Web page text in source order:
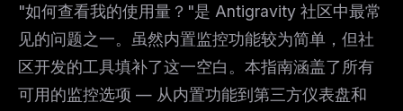
"如何查看我的使用量？"是 Antigravity 社区中最常
见的问题之一。虽然内置监控功能较为简单，但社
区开发的工具填补了这一空白。本指南涵盖了所有
可用的监控选项 — 从内置功能到第三方仪表盘和